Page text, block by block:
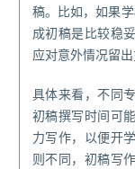
稿。比如，如果
成初稿是比较稳
应对意外情况留出
具体来看，不同
初稿撰写时间可
力写作，以便开
则不同，初稿写